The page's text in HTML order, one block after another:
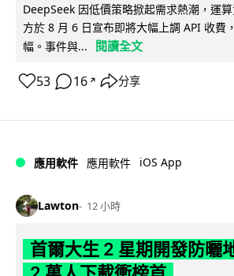
DeepSeek 因低價策略掀起需求熱潮，運
方於 8 月 6 日宣布即將大幅上調 API 收費
幅。事件與...
閱讀全文
53 16 ↗ 分享
應用軟件 應用軟件 iOS App
Lawton 12 小時
首爾大生 2 星期開發防曬